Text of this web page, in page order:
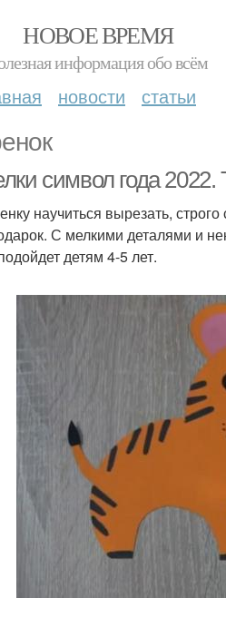
НОВОЕ ВРЕМЯ
информация обо всём
новости статьи
символ года 2022.
научиться вырезать,
С мелкими деталями и
детям 4-5 лет.